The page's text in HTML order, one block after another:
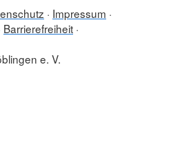
Impressum
Barrierefreiheit
e. V.